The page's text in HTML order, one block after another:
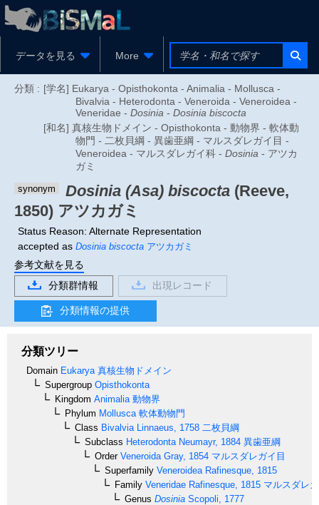
データを見る More
分類 : [学名] Eukarya - Opisthokonta - Animalia - Mollusca -
Bivalvia - Heterodonta - Veneroida - Veneroidea -
Veneridae - Dosinia - Dosinia biscocta
[和名] 真核生物ドメイン - Opisthokonta - 動物界 - 軟体動
物門 - 二枚貝綱 - 異歯亜綱 - マルスダレガイ目 -
Veneroidea - マルスダレガイ科 - Dosinia - アツカ
ガミ
synonym Dosinia (Asa) biscocta (Reeve,
1850) アツカガミ
Status Reason: Alternate Representation
accepted as Dosinia biscocta アツカガミ
参考文献を見る
分類群情報
出現レコード
分類情報の提供
分類ツリー
Domain Eukarya 真核生物ドメイン
Supergroup Opisthokonta
Kingdom Animalia 動物界
Phylum Mollusca 軟体動物門
Class Bivalvia Linnaeus, 1758 二枚貝綱
Subclass Heterodonta Neumayr, 1884 異歯亜綱
OrderVeneroida Gray, 1854 マルスダレガイ目
Superfamily Veneroidea Rafinesque, 1815
Family Veneridae Rafinesque, 1815 マルスダレ
Genus Dosinia Scopoli, 1777